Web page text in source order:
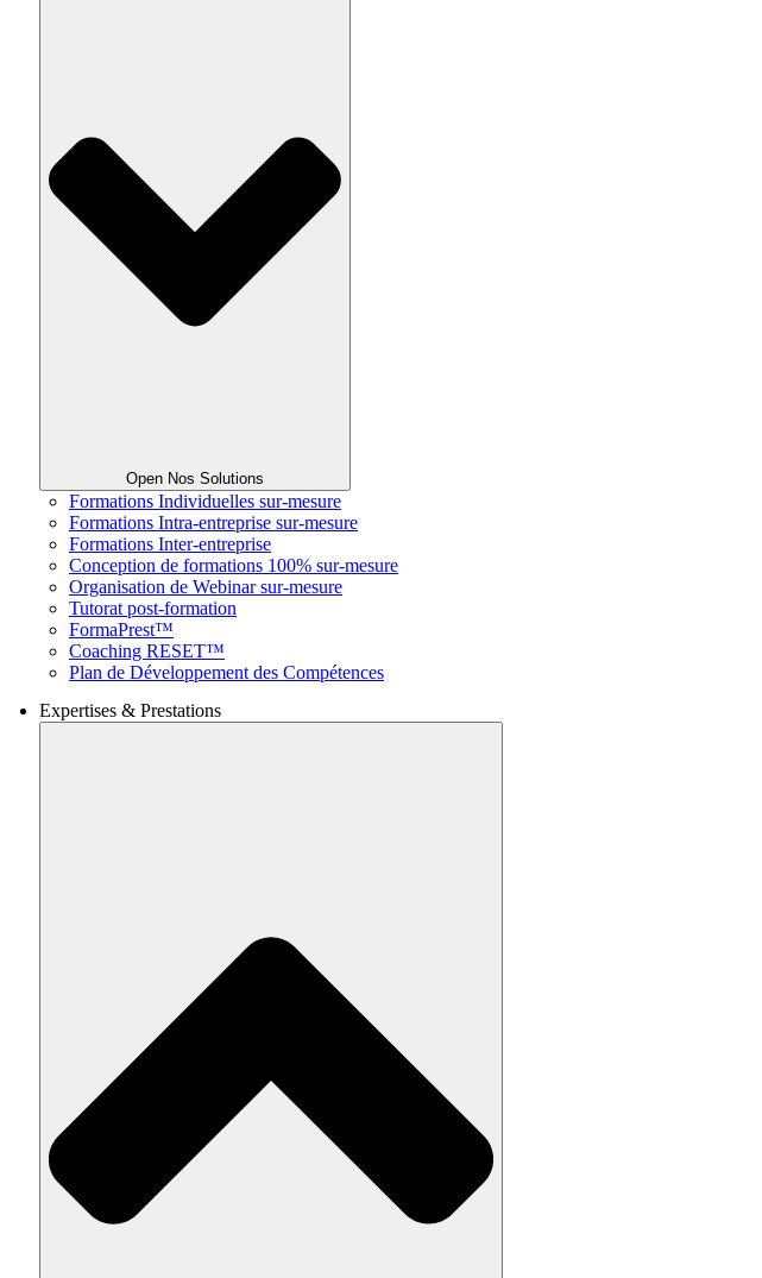
Open Nos Solutions
Formations Individuelles sur-mesure
Formations Intra-entreprise sur-mesure
Formations Inter-entreprise
Conception de formations 100% sur-mesure
Organisation de Webinar sur-mesure
Tutorat post-formation
FormaPrest™
Coaching RESET™
Plan de Développement des Compétences
Expertises & Prestations